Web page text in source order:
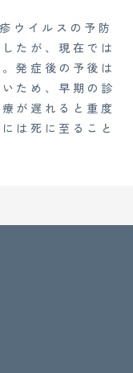
ウイルスの予防
たが、現在では
発症後の予後は
ため、早期の診
が遅れると重度
は死に至ること